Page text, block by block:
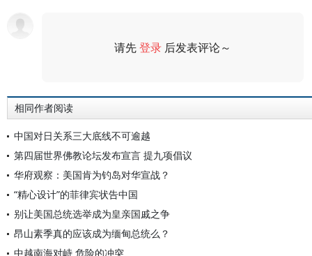
请先登录 后发表评论～
相同作者阅读
中国对日关系三大底线不可逾越
第四届世界佛教论坛发布宣言 提九项倡议
华府观察：美国肯为钓岛对华宣战？
“精心设计”的菲律宾状告中国
别让美国总统选举成为皇亲国戚之争
昂山素季真的应该成为缅甸总统么？
中越南海对峙 危险的冲突